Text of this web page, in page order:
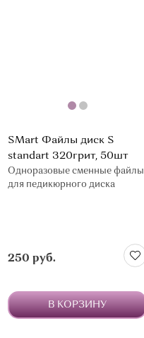
SMart Файлы диск S
standart 320грит, 50шт
Одноразовые сменные файлы
для педикюрного диска
250 руб.
В КОРЗИНУ